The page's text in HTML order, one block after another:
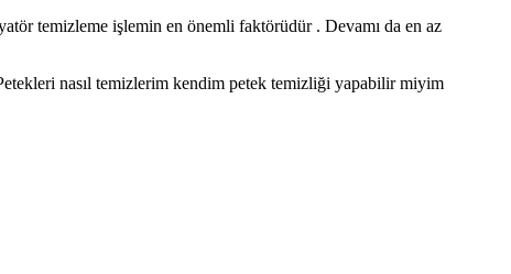
temizleme işlemin en önemli faktörüdür . Devamı da en az
nasıl temizlerim kendim petek temizliği yapabilir miyim